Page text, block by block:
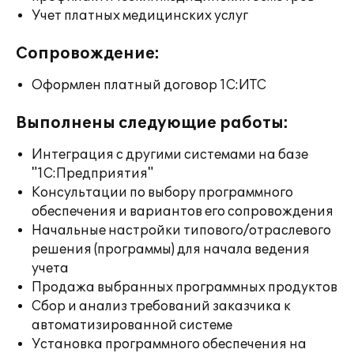
Учет платных медицинских услуг
Сопровождение:
Оформлен платный договор 1С:ИТС
Выполнены следующие работы:
Интеграция с другими системами на базе
"1С:Предприятия"
Консультации по выбору программного
обеспечения и вариантов его сопровождения
Начальные настройки типового/отраслевого
решения (программы) для начала ведения
учета
Продажа выбранных программных продуктов
Сбор и анализ требований заказчика к
автоматизированной системе
Установка программного обеспечения на